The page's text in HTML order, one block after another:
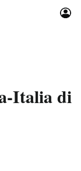
Italia di